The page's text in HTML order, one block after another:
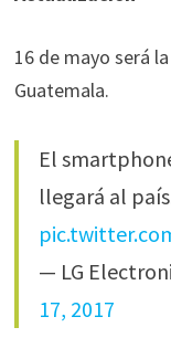
16 de mayo será
Guatemala.
El
llegará al
— LG
17, 2017